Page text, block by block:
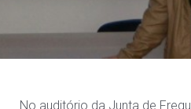
No auditório da Junta de